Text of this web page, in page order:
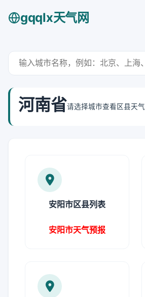
gqqlx天气网
河南省请选择城市查看区县天气
安阳市区县列表
安阳市天气预报